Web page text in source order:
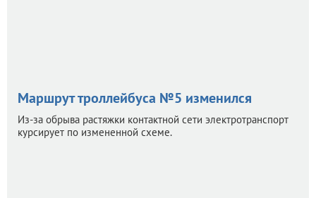
Маршрут троллейбуса №5 изменился
Из-за обрыва растяжки контактной сети электротранспорт
курсирует по измененной схеме.